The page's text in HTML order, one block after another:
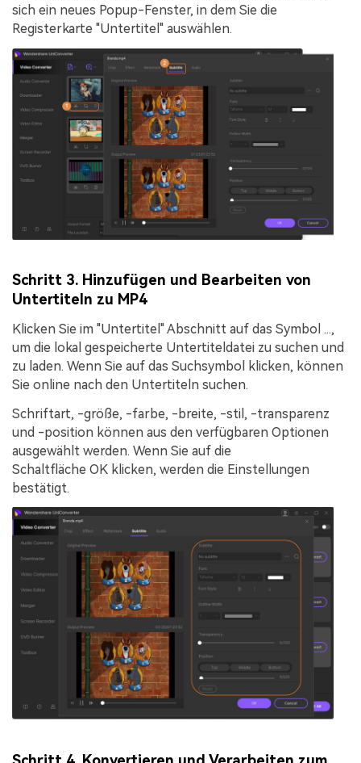
sich ein neues Popup-Fenster, in dem Sie die
Registerkarte "Untertitel " auswählen.
Schritt 3. Hinzufügen und Bearbeiten von
Untertiteln zu MP4
Klicken Sie im "Untertitel" Abschnitt auf das Symbol ...,
um die lokal gespeicherte Untertiteldatei zu suchen und
zu laden. Wenn Sie auf das Suchsymbol klicken, können
Sie online nach den Untertiteln suchen.
Schriftart, -größe, -farbe, -breite, -stil, -transparenz
und -position können aus den verfügbaren Optionen
ausgewählt werden. Wenn Sie auf die
Schaltfläche OK klicken, werden die Einstellungen
bestätigt.